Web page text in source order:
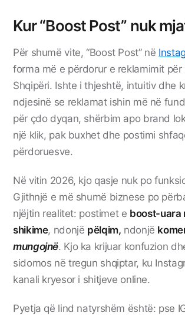
Kur “Boost Post” nuk
Për shumë vite, “Boost Post” në
forma më e përdorur e reklamimit për
Shqipëri. Ishte i thjeshtë, intuitiv dhe
ndjesinë se reklamat ishin më në
për çdo dyqan, shërbim apo brand
një klik, pak buxhet dhe postimi
përdoruesve.
Në vitin 2026, kjo qasje nuk po
Gjithnjë e më shumë biznese po
njëjtin realitet: postimet e boost-uara
shikime, ndonjë pëlqim, ndonjë
mungojnë. Kjo ka krijuar konfuzion
sidomos në tregun shqiptar, ku
kanali kryesor i shitjeve online.
Pyetja që lind natyrshëm është: pse